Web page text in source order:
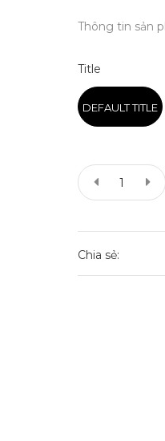
Thông tin sản
Title
DEFAULT TITLE
Chia sẻ: